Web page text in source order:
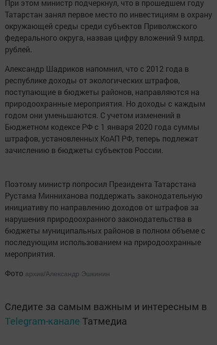
При этом министр подчеркнул, что в прошедшем году
Татарстан занял первое место по инвестициям в охрану
окружающей среды среди субъектов Приволжского
федерального округа, назвав цифру вложений 9 млрд.
рублей.
Александр Шадриков напомнил, что с 2012 года в
республике доходы от экологических штрафов,
поступающие в бюджеты районов, направляются на
природоохранные мероприятия. Но доходы с каждым
годом они уменьшаются. С учетом изменений в
Бюджетном кодексе РФ с 1 января 2020 года суммы
штрафов, установленных КоАП РФ, теперь подлежат
зачислению в бюджеты субъектов России.
Поэтому министр попросил Президента Татарстана
Рустама Минниханова поддержать законодательную
инициативу по направлению доходов от штрафов за
нарушения природоохранного законодательства в
бюджеты муниципальных районов в полном объеме с
последующим использованием на природоохранные
мероприятия.
Фото архив/Александр Эшкинин
Следите за самым важным и интересным в
Telegram-канале Татмедиа